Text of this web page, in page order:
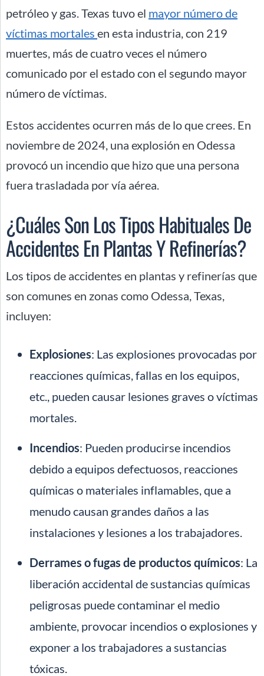
petróleo y gas. Texas tuvo el mayor número de
víctimas mortales en esta industria, con 219
muertes, más de cuatro veces el número
comunicado por el estado con el segundo mayor
número de víctimas.
Estos accidentes ocurren más de lo que crees. En
noviembre de 2024, una explosión en Odessa
provocó un incendio que hizo que una persona
fuera trasladada por vía aérea.
¿Cuáles Son Los Tipos Habituales De
Accidentes En Plantas Y Refinerías?
Los tipos de accidentes en plantas y refinerías que
son comunes en zonas como Odessa, Texas,
incluyen:
Explosiones: Las explosiones provocadas por
reacciones químicas, fallas en los equipos,
etc., pueden causar lesiones graves o víctimas
mortales.
Incendios: Pueden producirse incendios
debido a equipos defectuosos, reacciones
químicas o materiales inflamables, que a
menudo causan grandes daños a las
instalaciones y lesiones a los trabajadores.
Derrames o fugas de productos químicos: La
liberación accidental de sustancias químicas
peligrosas puede contaminar el medio
ambiente, provocar incendios o explosiones y
exponer a los trabajadores a sustancias
tóxicas.